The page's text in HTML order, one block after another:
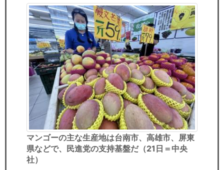
マンゴーの主な生産地は台南市、高雄市、屏東
県などで、民進党の支持基盤だ（21日＝中央
社）